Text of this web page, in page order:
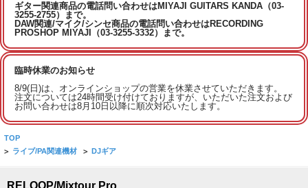
ギター関連商品の電話問い合わせはMIYAJI GUITARS KANDA（03-
3255-2755）まで。
DAW関連/マイク/シンセ商品の電話問い合わせはRECORDING
PROSHOP MIYAJI（03-3255-3332）まで。
臨時休業のお知らせ
8/9(日)は、オンラインショップの営業を休業させていただきます。
注文については24時間受け付けておりますが、いただいた注文および
お問い合わせは8月10日以降に順次対応いたします。
TOP
> ライブ/PA関連機材 > DJギア